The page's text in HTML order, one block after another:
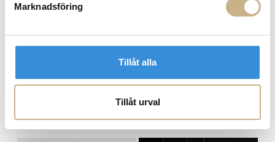
Marknadsföring
Tillåt alla
Tillåt urval